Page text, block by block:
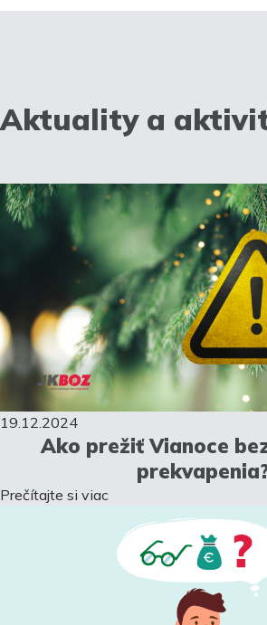
Aktuality a
19.12.2024
Ako prežiť Vianoce
Prečítajte si viac